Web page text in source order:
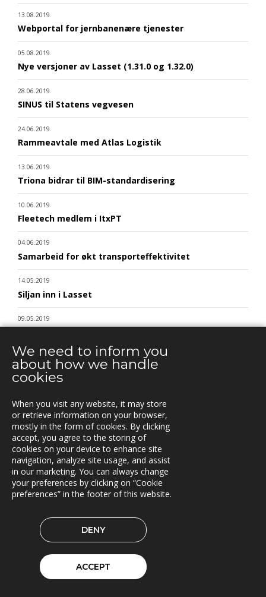
13.08.2019
Webportal for jernbanenære tjenester
05.08.2019
Nye versjoner av Lasset (1.31.0 og 1.32.0)
28.06.2019
SINUS til Statens vegvesen
24.06.2019
Rammeavtale med Atlas Logistik
13.06.2019
Triona bidrar til BIM-standardisering
10.06.2019
Fleetech medlem i ItxPT
04.06.2019
Samarbeid for økt transporteffektivitet
14.05.2019
Siljan inn i Lasset
09.05.2019
og Nye Veier
06.05.2019
Brinks Trä velger Timberpro
02.05.2019
Extrico og Mertiva investerer i Trionas aksje
25.04.2019
Triona forbedrer fergetrafikken på Åland
23.04.2019
Fleetech overtas av Triona
08.04.2019
Ny versjon av Lasset
01.04.2019
Samarbeidspartner med Drive Sweden
We need to inform you
about how we handle
cookies
When you visit any website, it may store
or retrieve information on your browser,
mostly in the form of cookies. By clicking
accept, you agree to the storing of
cookies on your device to enhance site
navigation, analyze site usage, and assist
in our marketing. You can always change
your preferences by clicking on “Cookie
preferences” in the footer of this website.
DENY
ACCEPT